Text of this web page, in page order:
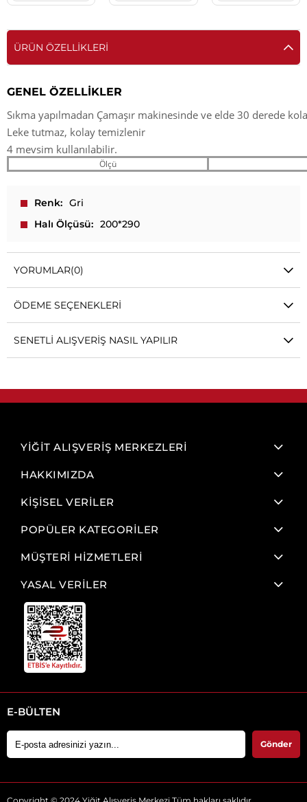
ÜRÜN ÖZELLIKLERI
GENEL ÖZELLİKLER
Sıkma yapılmadan Çamaşır makinesinde ve elde 30 derede
Leke tutmaz, kolay temizlenir
4 mevsim kullanılabilir.
Ölçü
Renk
Gri
Halı Ölçüsü
200*290
YORUMLAR(0)
ÖDEME SEÇENEKLERI
SENETLI ALIŞVERIŞ NASIL YAPILIR
YİĞİT ALIŞVERİŞ MERKEZLERİ
HAKKIMIZDA
KİŞİSEL VERİLER
POPÜLER KATEGORİLER
MÜŞTERİ HİZMETLERİ
YASAL VERİLER
E-BÜLTEN
Gönder